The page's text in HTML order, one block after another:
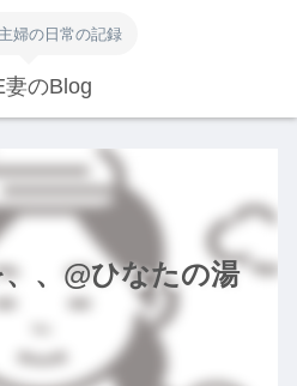
婦の日常の記録
妻のBlog
、@ひなたの湯